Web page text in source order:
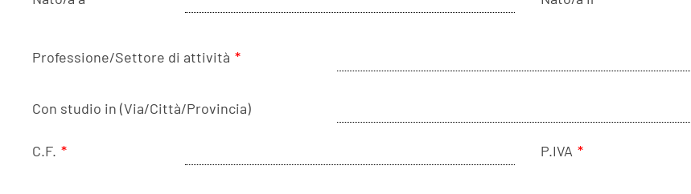
Professione/Settore di attività *
Con studio in (Via/Città/Provincia)
C.F. * P.IVA *